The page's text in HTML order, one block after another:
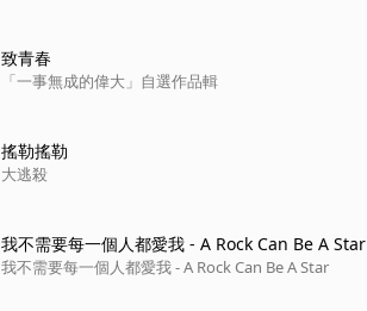
致青春
「一事無成的偉大」自選作品輯
搖勒搖勒
大逃殺
我不需要每一個人都愛我 - A Rock Can Be A Star
我不需要每一個人都愛我 - A Rock Can Be A Star